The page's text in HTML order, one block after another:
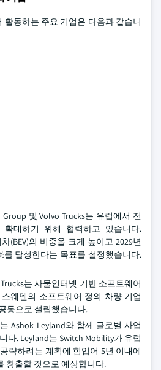
활동하는 주요 기업은 다음과 같습니
Group 및 Volvo Trucks는 유럽에서 전
대하기 위해 협력하고 있습니다.
(BEV)의 비중을 크게 높이고 2029년
를 달성한다는 목표를 설정했습니다.
는 사물인터넷 기반 소프트웨어
웨덴의 소프트웨어 정의 차량 기업
동으로 설립했습니다.
는 Ashok Leyland와 함께 글로벌 사업
다. Leyland는 Switch Mobility가 유럽
략하려는 계획에 힘입어 5년 이내에
창출할 것으로 예상합니다.